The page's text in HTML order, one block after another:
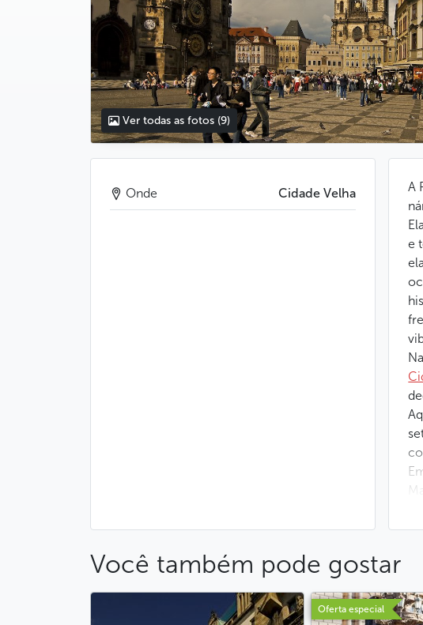
Ver todas as fotos (9)
A
e
Onde Cidade Velha
Você também pode gostar
Oferta especial